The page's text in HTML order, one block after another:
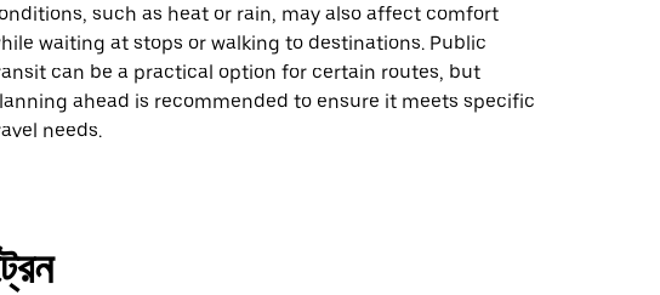
such as heat or rain, may also affect comfort
waiting at stops or walking to destinations. Public
can be a practical option for certain routes, but
ahead is recommended to ensure it meets specific
needs.